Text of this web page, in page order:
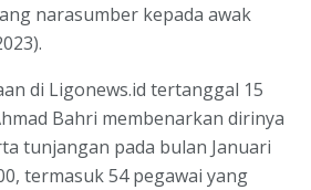
narasumber kepada awak
di Ligonews.id tertanggal 15
Bahri membenarkan dirinya
tunjangan pada bulan Januari
termasuk 54 pegawai yang